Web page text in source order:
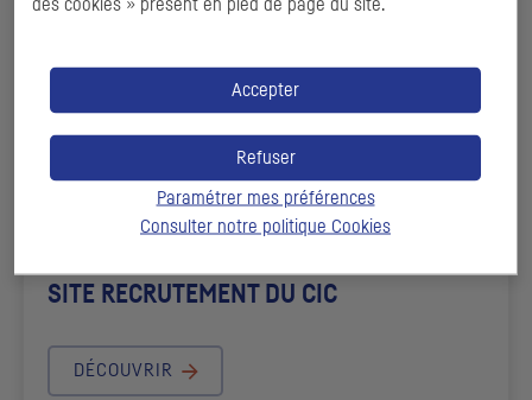
SITE RECRUTEMENT DU CIC
DÉCOUVRIR
des cookies » présent en pied de page du site.
Accepter
Refuser
Paramétrer mes préférences
Consulter notre politique Cookies